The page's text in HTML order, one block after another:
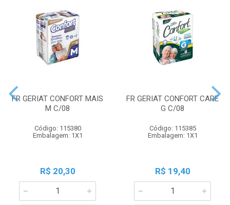
FR GERIAT CONFORT MAIS
M C/08
Código: 115380
Embalagem: 1X1
R$ 20,30
FR GERIAT CONFORT CARE
G C/08
Código: 115385
Embalagem: 1X1
R$ 19,40